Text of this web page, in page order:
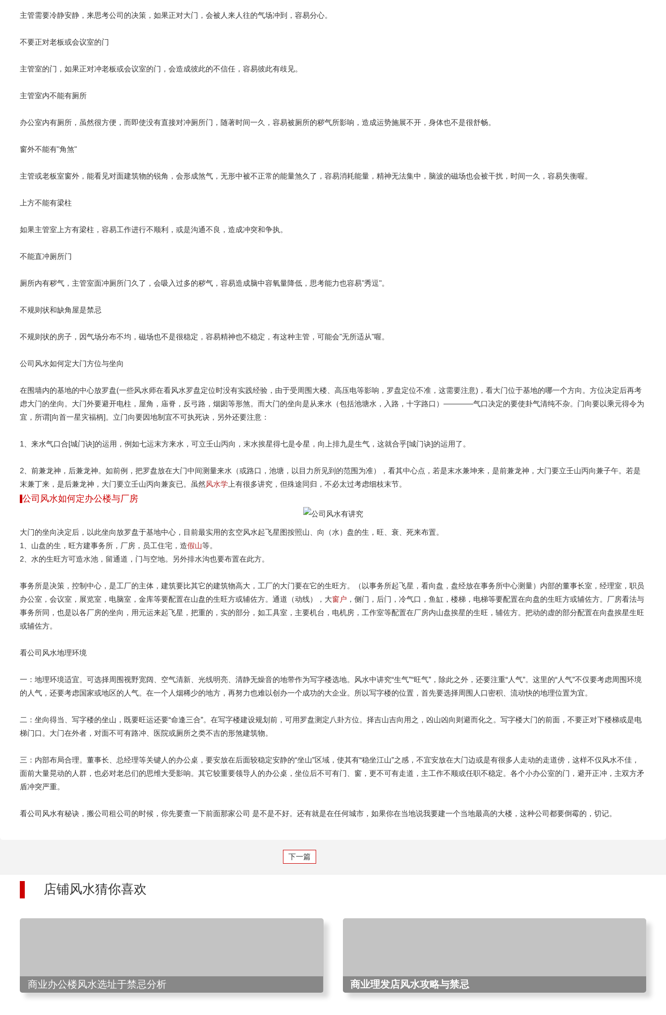
主管需要冷静安静，来思考公司的决策，如果正对大门，会被人来人往的气场冲到，容易分心。
不要正对老板或会议室的门
主管室的门，如果正对冲老板或会议室的门，会造成彼此的不信任，容易彼此有歧见。
主管室内不能有厕所
办公室内有厕所，虽然很方便，而即使没有直接对冲厕所门，随著时间一久，容易被厕所的秽气所影响，造成运势施展不开，身体也不是很舒畅。
窗外不能有"角煞"
主管或老板室窗外，能看见对面建筑物的锐角，会形成煞气，无形中被不正常的能量煞久了，容易消耗能量，精神无法集中，脑波的磁场也会被干扰，时间一久，容易失衡喔。
上方不能有梁柱
如果主管室上方有梁柱，容易工作进行不顺利，或是沟通不良，造成冲突和争执。
不能直冲厕所门
厕所内有秽气，主管室面冲厕所门久了，会吸入过多的秽气，容易造成脑中容氧量降低，思考能力也容易"秀逗"。
不规则状和缺角屋是禁忌
不规则状的房子，因气场分布不均，磁场也不是很稳定，容易精神也不稳定，有这种主管，可能会"无所适从"喔。
公司风水如何定大门方位与坐向
在围墙内的基地的中心放罗盘(一些风水师在看风水罗盘定位时没有实践经验，由于受周围大楼、高压电等影响，罗盘定位不准，这需要注意)，看大门位于基地的哪一个方向。方位决定后再考
虑大门的坐向。大门外要避开电柱，屋角，庙脊，反弓路，烟囱等形煞。而大门的坐向是从来水（包括池塘水，入路，十字路口）————气口决定的要使卦气清纯不杂。门向要以乘元得令为
宜，所谓[向首一星灾福柄]。立门向要因地制宜不可执死诀，另外还要注意：
1、来水气口合[城门诀]的运用，例如七运末方来水，可立壬山丙向，末水挨星得七是令星，向上排九是生气，这就合乎[城门诀]的运用了。
2、前兼龙神，后兼龙神。如前例，把罗盘放在大门中间测量来水（或路口，池塘，以目力所见到的范围为准），看其中心点，若是末水兼坤来，是前兼龙神，大门要立壬山丙向兼子午。若是
末兼丁来，是后兼龙神，大门要立壬山丙向兼亥已。虽然风水学 上有很多讲究，但殊途同归，不必太过考虑细枝末节。
公司风水如何定办公楼与厂房
大门的坐向决定后，以此坐向放罗盘于基地中心，目前最实用的玄空风水起飞星图按照山、向（水）盘的生，旺、衰、死来布置。
1、山盘的生，旺方建事务所，厂房，员工住宅，造假山等。
2、水的生旺方可造水池，留通道，门与空地。另外排水沟也要布置在此方。
事务所是决策，控制中心，是工厂的主体，建筑要比其它的建筑物高大，工厂的大门要在它的生旺方。（以事务所起飞星，看向盘，盘经放在事务所中心测量）内部的董事长室，经理室，职员
办公室，会议室，展览室，电脑室，金库等要配置在山盘的生旺方或辅佐方。通道（动线），大窗户 ，侧门，后门，冷气口，鱼缸，楼梯，电梯等要配置在向盘的生旺方或辅佐方。厂房看法与
事务所同，也是以各厂房的坐向，用元运来起飞星，把重的，实的部分，如工具室，主要机台，电机房，工作室等配置在厂房内山盘挨星的生旺，辅佐方。把动的虚的部分配置在向盘挨星生旺
或辅佐方。
看公司风水地理环境
一：地理环境适宜。可选择周围视野宽阔、空气清新、光线明亮、清静无燥音的地带作为写字楼选地。风水中讲究“生气”“旺气”，除此之外，还要注重“人气”。这里的“人气”不仅要考虑周围环境
的人气，还要考虑国家或地区的人气。在一个人烟稀少的地方，再努力也难以创办一个成功的大企业。所以写字楼的位置，首先要选择周围人口密积、流动快的地理位置为宜。
二：坐向得当、写字楼的坐山，既要旺运还要“命逢三合”。在写字楼建设规划前，可用罗盘测定八卦方位。择吉山吉向用之，凶山凶向则避而化之。写字楼大门的前面，不要正对下楼梯或是电
梯门口。大门在外者，对面不可有路冲、医院或厕所之类不吉的形煞建筑物。
三：内部布局合理。董事长、总经理等关键人的办公桌，要安放在后面较稳定安静的“坐山”区域，使其有“稳坐江山”之感，不宜安放在大门边或是有很多人走动的走道傍，这样不仅风水不佳，
面前大量晃动的人群，也必对老总们的思维大受影响。其它较重要领导人的办公桌，坐位后不可有门、窗，更不可有走道，主工作不顺或任职不稳定。各个小办公室的门，避开正冲，主双方矛
盾冲突严重。
看公司风水有秘诀，搬公司租公司的时候，你先要查一下前面那家公司 是不是不好。还有就是在任何城市，如果你在当地说我要建一个当地最高的大楼，这种公司都要倒霉的，切记。
下一篇
店铺风水猜你喜欢
商业办公楼风水选址于禁忌分析 商业理发店风水攻略与禁忌